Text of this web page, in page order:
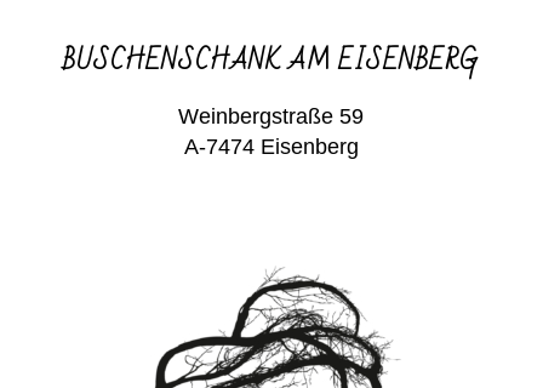
BUSCHENSCHANK AM EISENBERG
Weinbergstraße 59
A-7474 Eisenberg